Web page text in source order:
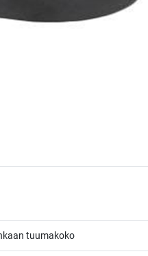
tuumakoko